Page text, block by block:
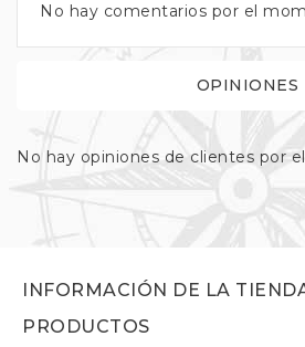
No hay comentarios por el
OPINIONES
No hay opiniones de clientes por
INFORMACIÓN DE LA
PRODUCTOS